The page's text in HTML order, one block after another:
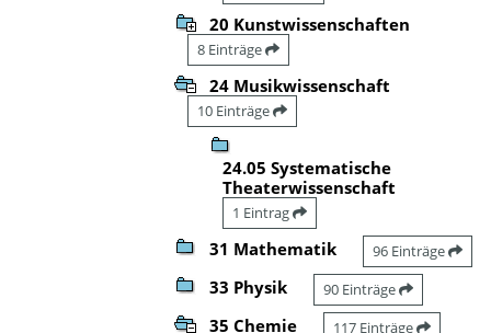
20 Kunstwissenschaften
8 Einträge
24 Musikwissenschaft
10 Einträge
24.05 Systematische
Theaterwissenschaft
1 Eintrag
31 Mathematik 96 Einträge
33 Physik 90 Einträge
35 Chemie 117 Einträge